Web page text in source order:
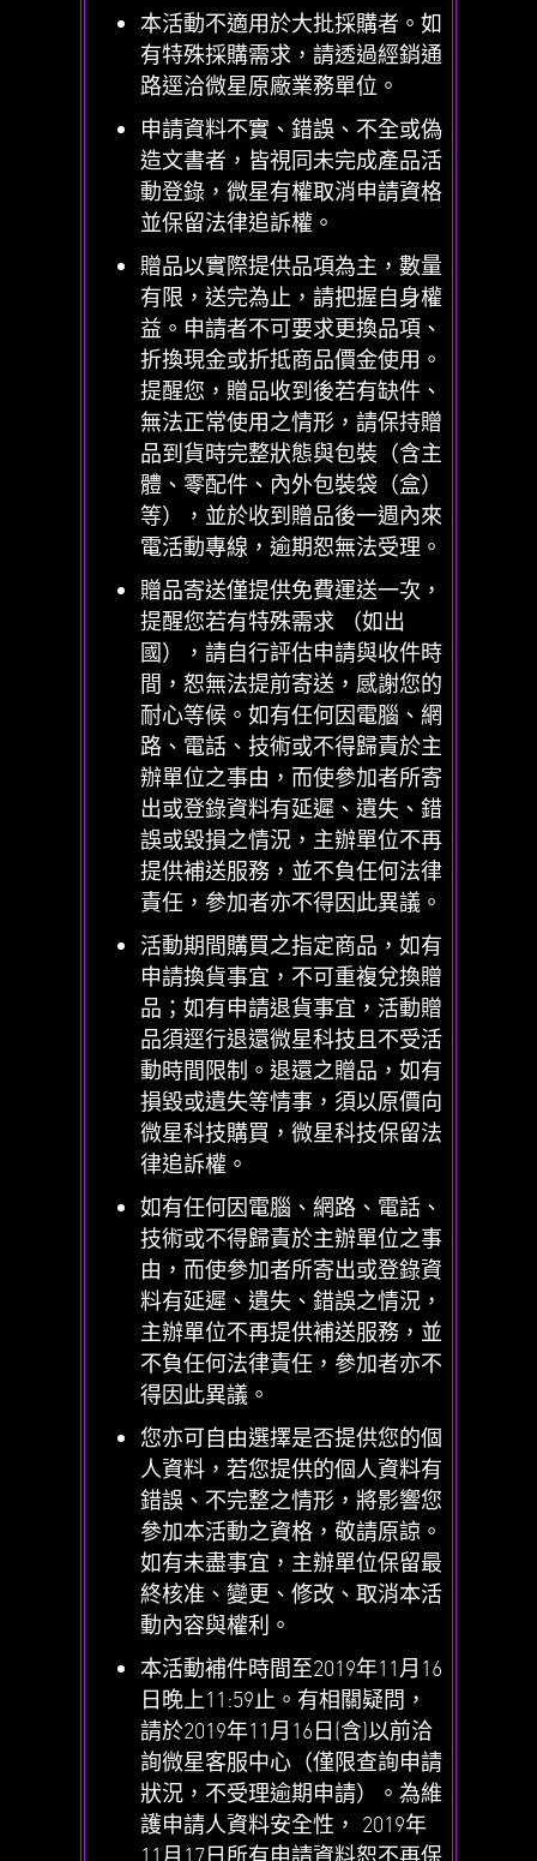
本活動不適用於大批採購者。如
有特殊採購需求，請透過經銷通
路逕洽微星原廠業務單位。
申請資料不實、錯誤、不全或偽
造文書者，皆視同未完成產品活
動登錄，微星有權取消申請資格
並保留法律追訴權。
贈品以實際提供品項為主，數量
有限，送完為止，請把握自身權
益。申請者不可要求更換品項、
折換現金或折抵商品價金使用。
提醒您，贈品收到後若有缺件、
無法正常使用之情形，請保持贈
品到貨時完整狀態與包裝（含主
體、零配件、內外包裝袋（盒）
等），並於收到贈品後一週內來
電活動專線，逾期恕無法受理。
贈品寄送僅提供免費運送一次，
提醒您若有特殊需求 （如出
國），請自行評估申請與收件時
間，恕無法提前寄送，感謝您的
耐心等候。如有任何因電腦、網
路、電話、技術或不得歸責於主
辦單位之事由，而使參加者所寄
出或登錄資料有延遲、遺失、錯
誤或毀損之情況，主辦單位不再
提供補送服務，並不負任何法律
責任，參加者亦不得因此異議。
活動期間購買之指定商品，如有
申請換貨事宜，不可重複兌換贈
品；如有申請退貨事宜，活動贈
品須逕行退還微星科技且不受活
動時間限制。退還之贈品，如有
損毀或遺失等情事，須以原價向
微星科技購買，微星科技保留法
律追訴權。
如有任何因電腦、網路、電話、
技術或不得歸責於主辦單位之事
由，而使參加者所寄出或登錄資
料有延遲、遺失、錯誤之情況，
主辦單位不再提供補送服務，並
不負任何法律責任，參加者亦不
得因此異議。
您亦可自由選擇是否提供您的個
人資料，若您提供的個人資料有
錯誤、不完整之情形，將影響您
參加本活動之資格，敬請原諒。
如有未盡事宜，主辦單位保留最
終核准、變更、修改、取消本活
動內容與權利。
本活動補件時間至2019年11月16
日晚上11:59止。有相關疑問，
請於2019年11月16日(含)以前洽
詢微星客服中心（僅限查詢申請
狀況，不受理逾期申請）。為維
護申請人資料安全性， 2019年
11月17日所有申請資料恕不再保